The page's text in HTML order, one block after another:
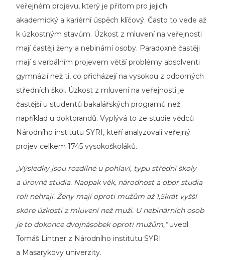
veřejném projevu, který je přitom pro jejich
akademický a kariérní úspěch klíčový. Často to vede až
k úzkostným stavům. Úzkost z mluvení na veřejnosti
mají častěji ženy a nebinární osoby. Paradoxně častěji
mají s verbálním projevem větší problémy absolventi
gymnázií než ti, co přicházejí na vysokou z odborných
středních škol. Úzkost z mluvení na veřejnosti je
častější u studentů bakalářských programů než
například u doktorandů. Vyplývá to ze studie vědců
Národního institutu SYRI, kteří analyzovali veřejný
projev celkem 1745 vysokoškoláků.
„Výsledky jsou rozdílné u pohlaví, typu střední školy
a úrovně studia. Naopak věk, národnost a obor studia
roli nehrají. Ženy mají oproti mužům až 1,5krát vyšší
skóre úzkosti z mluvení než muži. U nebinárních osob
je to dokonce dvojnásobek oproti mužům,“uvedl
Tomáš Lintner z Národního institutu SYRI
a Masarykovy univerzity.